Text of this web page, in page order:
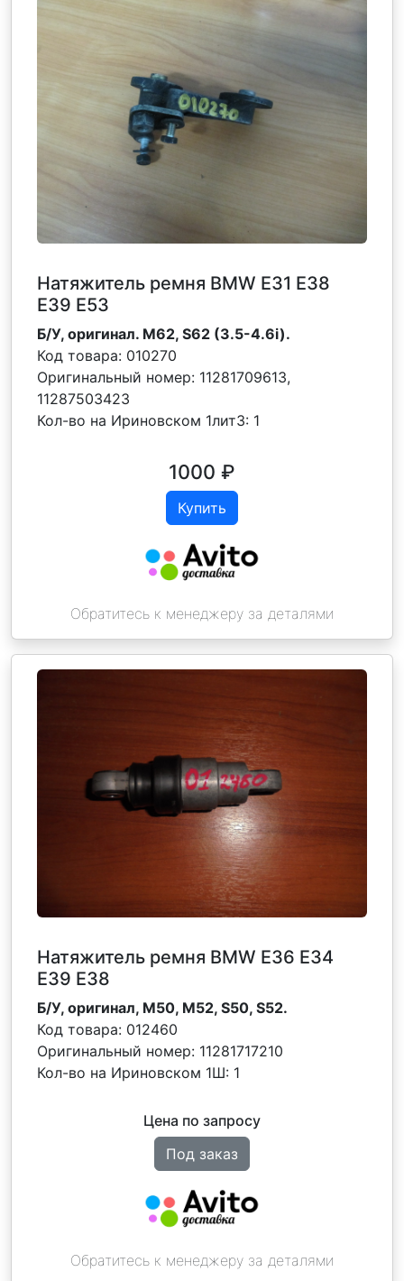
Натяжитель ремня BMW E31 E38
E39 E53
Б/У, оригинал. M62, S62 (3.5-4.6i).
Код товара: 010270
Оригинальный номер: 11281709613,
11287503423
Кол-во на Ириновском 1лит3: 1
1000 ₽
Купить
Обратитесь к менеджеру за деталями
Натяжитель ремня BMW Е36 Е34
Е39 Е38
Б/У, оригинал, M50, M52, S50, S52.
Код товара: 012460
Оригинальный номер: 11281717210
Кол-во на Ириновском 1Ш: 1
Цена по запросу
Под заказ
Обратитесь к менеджеру за деталями